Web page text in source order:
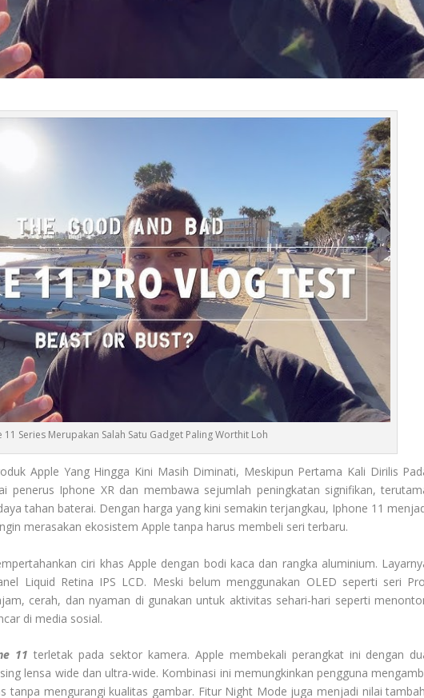
11 Series Merupakan Salah Satu Gadget Paling Worthit Loh
Apple Yang Hingga Kini Masih Diminati, Meskipun Pertama Kali Dirilis
penerus Iphone XR dan membawa sejumlah peningkatan signifikan,
tahan baterai. Dengan harga yang kini semakin terjangkau, Iphone 11
merasakan ekosistem Apple tanpa harus membeli seri terbaru.
ciri khas Apple dengan bodi kaca dan rangka aluminium.
Liquid Retina IPS LCD. Meski belum menggunakan OLED seperti seri
cerah, dan nyaman di gunakan untuk aktivitas sehari-hari seperti
di media sosial.
11 terletak pada sektor kamera. Apple membekali perangkat ini dengan
lensa wide dan ultra-wide. Kombinasi ini memungkinkan pengguna
tanpa mengurangi kualitas gambar. Fitur Night Mode juga menjadi nilai